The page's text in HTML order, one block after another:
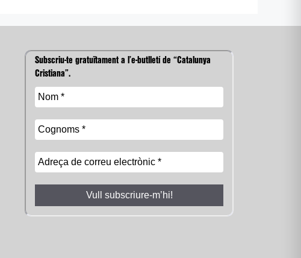
Subscriu-te gratuïtament a l’e-butlletí de “Catalunya
Cristiana”.